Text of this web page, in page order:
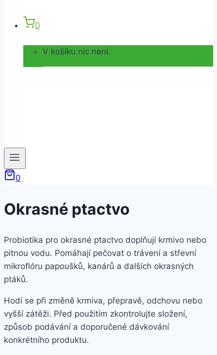
0
V košíku nic není.
0
Okrasné ptactvo
Probiotika pro okrasné ptactvo doplňují krmivo nebo
pitnou vodu. Pomáhají pečovat o trávení a střevní
mikroflóru papoušků, kanárů a dalších okrasných
ptáků.
Hodí se při změně krmiva, přepravě, odchovu nebo
vyšší zátěži. Před použitím zkontrolujte složení,
způsob podávání a doporučené dávkování
konkrétního produktu.